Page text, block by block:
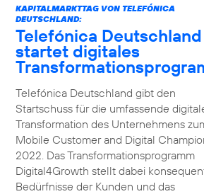
KAPITALMARKTTAG VON TELEFÓNICA
DEUTSCHLAND:
Telefónica Deutschland
startet digitales
Telefónica Deutschland gibt den
Startschuss für die umfassende
Transformation des Unternehmens
Mobile Customer and Digital
2022. Das Transformationsprogramm
Digital4Growth stellt dabei
Bedürfnisse der Kunden und das